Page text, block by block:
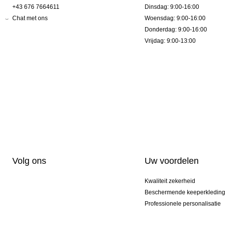
+43 676 7664611
Chat met ons
Dinsdag: 9:00-16:00
Woensdag: 9:00-16:00
Donderdag: 9:00-16:00
Vrijdag: 9:00-13:00
Volg ons Uw voordelen
Kwaliteit zekerheid
Beschermende keeperkleding
Professionele personalisatie